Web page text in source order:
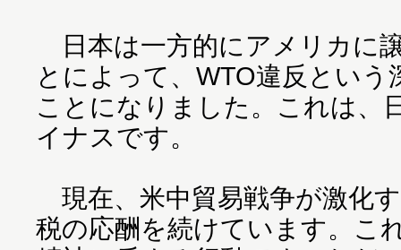
日本は一方的にアメリカに
とによって、WTO違反とい
ことになりました。これは、
イナスです。
現在、米中貿易戦争が激化
税の応酬を続けています。こ